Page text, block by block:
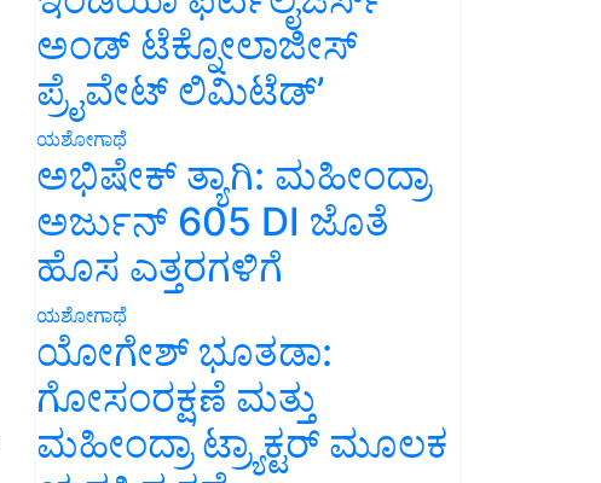
ಅಂಡ್ ಟೆಕ್ನೋಲಾಜೀಸ್
ಪ್ರೈವೇಟ್ ಲಿಮಿಟೆಡ್’
ಯಶೋಗಾಥೆ
ಅಭಿಷೇಕ್ ತ್ಯಾಗಿ: ಮಹೀಂದ್ರಾ
ಅರ್ಜುನ್ 605 DI ಜೊತೆ
ಹೊಸ ಎತ್ತರಗಳಿಗೆ
ಯಶೋಗಾಥೆ
ಯೋಗೇಶ್ ಭೂತಡಾ:
ಗೋಸಂರಕ್ಷಣೆ ಮತ್ತು
ಮಹೀಂದ್ರಾ ಟ್ರ್ಯಾಕ್ಟರ್ ಮೂಲಕ